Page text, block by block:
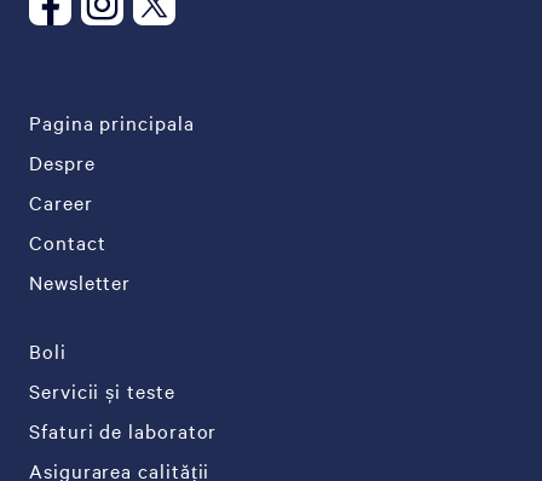
Pagina principala
Despre
Career
Contact
Newsletter
Boli
Servicii și teste
Sfaturi de laborator
Asigurarea calității